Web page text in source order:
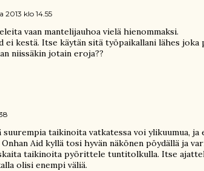
klo 14.55
vaan mantelijauhoa vielä hienommaksi.
ei kestä. Itse käytän sitä työpaikallani lähes joka
niissäkin jotain eroja??
taikinoita vatkatessa voi ylikuumua, ja
Aid kyllä tosi hyvän näkönen pöydällä ja
taikinoita pyörittele tuntitolkulla. Itse
olisi enempi väliä.